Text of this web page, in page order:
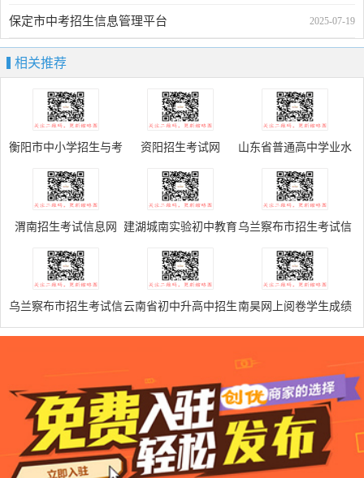
2025-07-19
保定市中考招生信息管理平台
相关推荐
衡阳市中小学招生与考
试信息网
资阳招生考试网 山东省普通高中学业水
平考试网上报名系统
渭南招生考试信息网
建湖城南实验初中教育
集团成绩查询系统
乌兰察布市招生考试信
息网
乌兰察布市招生考试信云南省初中升高中招生南昊网上阅卷学生成绩